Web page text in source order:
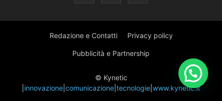
Redazione e Contatti Privacy policy
Pubblicità e Partnership
© Kynetic
innovazione comunicazione tecnologie www.kynetic.it